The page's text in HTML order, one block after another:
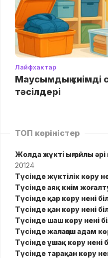
Лайфхактар
Маусымдық киімді
тәсілдері
ТОП көріністер
Жолда жүктi ыңғайлы әрі
20124
Түсінде жүктілік көру
Түсінде аяқ киім
Түсінде қар көру нені
Түсінде қан көру нені
Түсінде шаш көру нені
Түсінде жалаңаш адам
Түсінде ұшақ көру нені
Түсінде тарақан көру